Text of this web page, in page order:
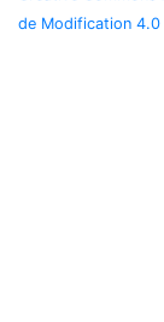
de Modification 4.0